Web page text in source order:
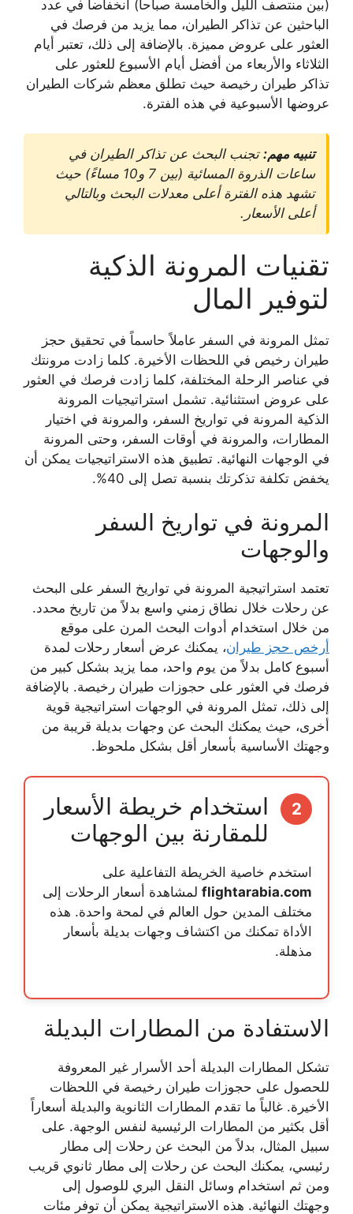
(بين منتصف الليل والخامسة صباحاً) انخفاضاً في عدد
الباحثين عن تذاكر الطيران، مما يزيد من فرصك في
العثور على عروض مميزة. بالإضافة إلى ذلك، تعتبر أيام
الثلاثاء والأربعاء من أفضل أيام الأسبوع للعثور على
تذاكر طيران رخيصة حيث تطلق معظم شركات الطيران
عروضها الأسبوعية في هذه الفترة.
تنبيه مهم: تجنب البحث عن تذاكر الطيران في
ساعات الذروة المسائية (بين 7 و10 مساءً) حيث
تشهد هذه الفترة أعلى معدلات البحث وبالتالي
أعلى الأسعار.
تقنيات المرونة الذكية
لتوفير المال
تمثل المرونة في السفر عاملاً حاسماً في تحقيق حجز
طيران رخيص في اللحظات الأخيرة. كلما زادت مرونتك
في عناصر الرحلة المختلفة، كلما زادت فرصك في العثور
على عروض استثنائية. تشمل استراتيجيات المرونة
الذكية المرونة في تواريخ السفر، والمرونة في اختيار
المطارات، والمرونة في أوقات السفر، وحتى المرونة
في الوجهات النهائية. تطبيق هذه الاستراتيجيات يمكن أن
يخفض تكلفة تذكرتك بنسبة تصل إلى 40%.
المرونة في تواريخ السفر
والوجهات
تعتمد استراتيجية المرونة في تواريخ السفر على البحث
عن رحلات خلال نطاق زمني واسع بدلاً من تاريخ محدد.
من خلال استخدام أدوات البحث المرن على موقع
أرخص حجز طيران، يمكنك عرض أسعار رحلات لمدة
أسبوع كامل بدلاً من يوم واحد، مما يزيد بشكل كبير من
فرصك في العثور على حجوزات طيران رخيصة. بالإضافة
إلى ذلك، تمثل المرونة في الوجهات استراتيجية قوية
أخرى، حيث يمكنك البحث عن وجهات بديلة قريبة من
وجهتك الأساسية بأسعار أقل بشكل ملحوظ.
2
استخدام خريطة الأسعار
للمقارنة بين الوجهات
استخدم خاصية الخريطة التفاعلية على
flightarabia.com لمشاهدة أسعار الرحلات إلى
مختلف المدين حول العالم في لمحة واحدة. هذه
الأداة تمكنك من اكتشاف وجهات بديلة بأسعار
مذهلة.
الاستفادة من المطارات البديلة
تشكل المطارات البديلة أحد الأسرار غير المعروفة
للحصول على حجوزات طيران رخيصة في اللحظات
الأخيرة. غالباً ما تقدم المطارات الثانوية والبديلة أسعاراً
أقل بكثير من المطارات الرئيسية لنفس الوجهة. على
سبيل المثال، بدلاً من البحث عن رحلات إلى مطار
رئيسي، يمكنك البحث عن رحلات إلى مطار ثانوي قريب
ومن ثم استخدام وسائل النقل البري للوصول إلى
وجهتك النهائية. هذه الاستراتيجية يمكن أن توفر مئات